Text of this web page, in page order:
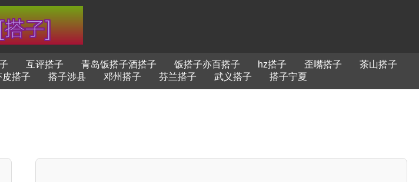
互评搭子 青岛饭搭子酒搭子 饭搭子亦百搭子 hz搭子 歪嘴搭子
茶山搭子
皮搭子 搭子涉县 邓州搭子 芬兰搭子 武义搭子 搭子宁夏